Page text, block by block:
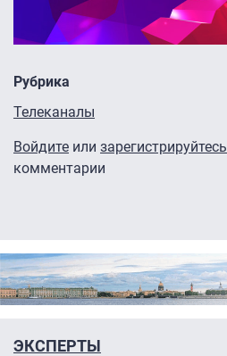
Рубрика
Телеканалы
Войдите или зарегистрируйтесь
комментарии
ЭКСПЕРТЫ